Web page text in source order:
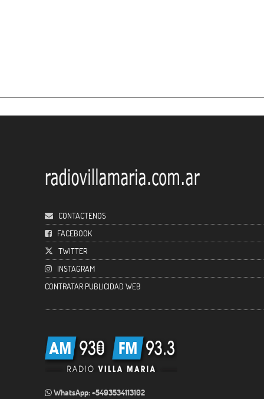
CONTACTENOS
FACEBOOK
TWITTER
INSTAGRAM
CONTRATAR PUBLICIDAD WEB
WhatsApp: +5493534113102